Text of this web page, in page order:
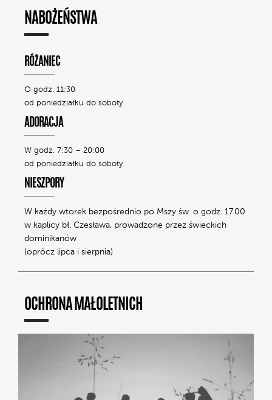
NABOŻEŃSTWA
RÓŻANIEC
O godz. 11:30
od poniedziałku do soboty
ADORACJA
W godz. 7:30 – 20:00
od poniedziałku do soboty
NIESZPORY
W każdy wtorek bezpośrednio po Mszy św. o godz. 17.00
w kaplicy bł. Czesława, prowadzone przez świeckich
dominikanów
(oprócz lipca i sierpnia)
OCHRONA MAŁOLETNICH